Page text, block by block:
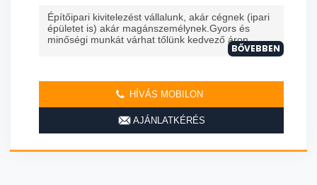
Építőipari kivitelezést vállalunk, akár cégnek (ipari
épületet is) akár magánszemélynek.Gyors és
minőségi munkát várhat tőlünk kedvező áron.
BŐVEBBEN
HÍVÁS MOBILON
AJÁNLATKÉRÉS